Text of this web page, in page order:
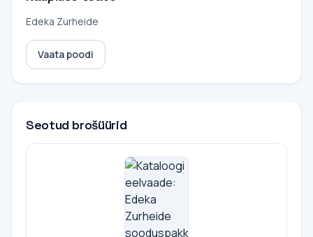
Edeka Zurheide
Vaata poodi
Seotud brošüürid